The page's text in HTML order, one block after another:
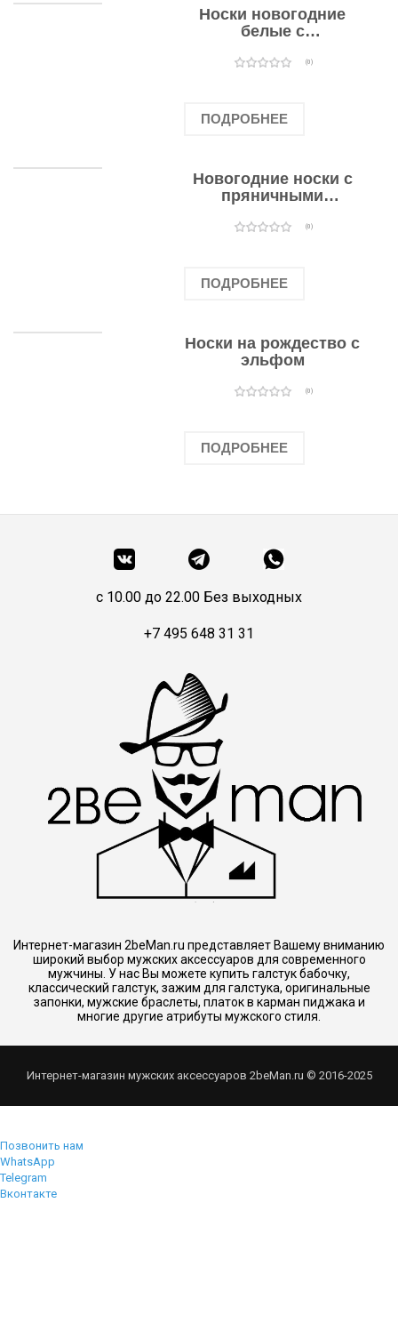
Носки новогодние
белые с
оленями(0)
ПОДРОБНЕЕ
Новогодние носки с
пряничными
(0)
ПОДРОБНЕЕ
Носки на рождество с
эльфом
(0)
ПОДРОБНЕЕ
c 10.00 до 22.00 Без выходных
+7 495 648 31 31
Интернет-магазин 2beMan.ru представляет Вашему вниманию
широкий выбор мужских аксессуаров для современного
мужчины. У нас Вы можете купить галстук бабочку,
классический галстук, зажим для галстука, оригинальные
запонки, мужские браслеты, платок в карман пиджака и
многие другие атрибуты мужского стиля.
Интернет-магазин мужских аксессуаров 2beMan.ru © 2016-2025
Позвонить нам
WhatsApp
Telegram
Вконтакте